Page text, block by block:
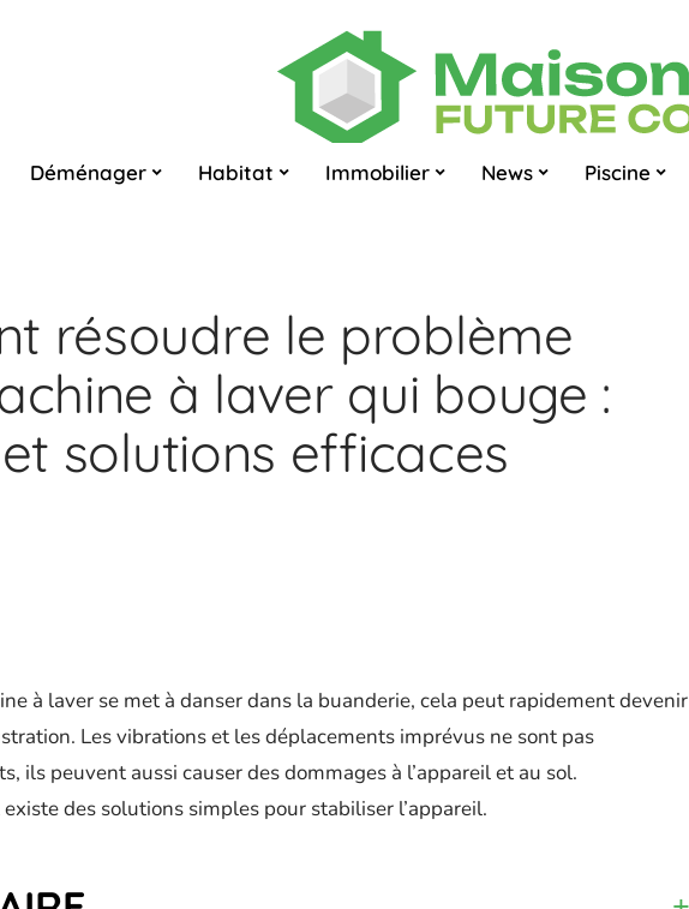
Déménager Habitat Immobilier News Piscine
résoudre le problème
à laver qui bouge :
solutions efficaces
à laver se met à danser dans la buanderie, cela peut rapidement devenir
Les vibrations et les déplacements imprévus ne sont pas
ils peuvent aussi causer des dommages à l’appareil et au sol.
des solutions simples pour stabiliser l’appareil.